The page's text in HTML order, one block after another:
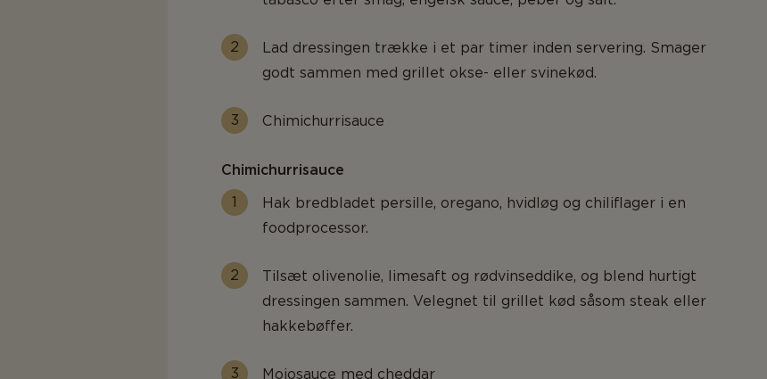
Lad dressingen trække i et par timer inden servering. Smager
godt sammen med grillet okse- eller svinekød.
Chimichurrisauce
Chimichurrisauce
Hak bredbladet persille, oregano, hvidløg og chiliflager i en
foodprocessor.
Tilsæt olivenolie, limesaft og rødvinseddike, og blend hurtigt
dressingen sammen. Velegnet til grillet kød såsom steak eller
hakkebøffer.
Mojosauce med cheddar